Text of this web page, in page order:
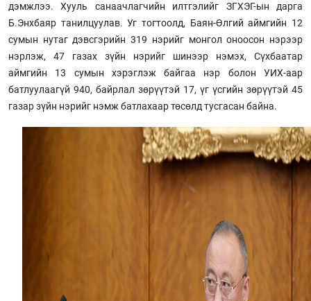
дэмжлээ. Хууль санаачлагчийн илтгэлийг ЗГХЭГ-ын дарга
Б.Энхбаяр танилцуулав. Уг тогтоолд, Баян-Өлгий аймгийн 12
сумын нутаг дэвсгэрийн 319 нэрийг монгол оноосон нэрээр
нэрлэж, 47 газах зүйн нэрийг шинээр нэмэх, Сүхбаатар
аймгийн 13 сумын хэрэглэж байгаа нэр болон УИХ-аар
батлуулаагүй 940, байрлал зөрүүтэй 17, үг үсгийн зөрүүтэй 45
газар зүйн нэрийг нэмж батлахаар төсөлд тусгасан байна.